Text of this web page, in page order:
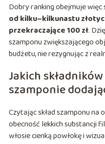
Dobry ranking obejmuje więc
od kilku–kilkunastu
przekraczające 100 zł.
szamponu zwiększającego
budżetu, nie rezygnując z
Jakich
szamponie
Czytając skład szamponu na
obecność lekkich substancji
włosie cienką powłokę i